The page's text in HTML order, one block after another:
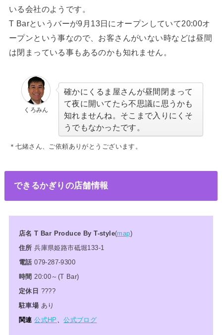
いる会社のようです。
T Barというバーが9月13日にオープンしていて20:00オ
ープンという事なので、お客さんがいない時などは昼間
は閉まっている事もあるのかも知れません。
くろみん
確かにくるま屋さんが昼間閉まって
て夜に開いてたら不思議に思うかも
知れませんね。そこまで入りにくそ
うでもなかったです。
＊七緒さん 、ご依頼ありがとうございます。
できるかぎりの店舗情報
店名 T Bar Produce By T-style(map)
住所兵庫県姫路市砥堀133-1
電話 079-287-9300
時間 20:00～(T Bar)
定休日 ????
駐車場 あり
関連公式HP 、公式ブログ